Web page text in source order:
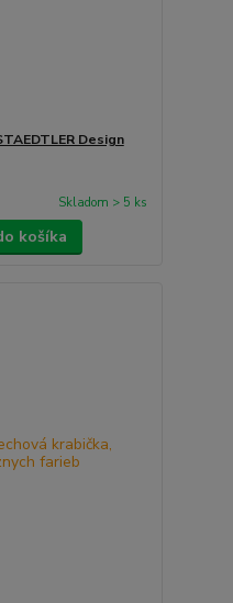
Design
Skladom > 5 ks
košíka